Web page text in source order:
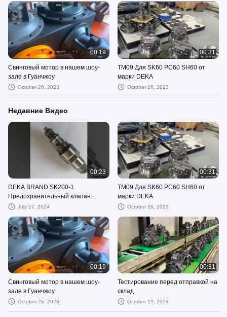
00:19
Свинговый мотор в нашем шоу-
зале в Гуанчжоу
October 26, 2023
00:31
TM09 Для SK60 PC60 SH60 от
марки DEKA
October 26, 2023
Недавние Видео
00:23
DEKA BRAND SK200-1
Предохранительный клапан
порта (Действие) ЦЕНА ЗАВОДА
July 27, 2024
00:31
TM09 Для SK60 PC60 SH60 от
марки DEKA
October 26, 2023
00:19
Свинговый мотор в нашем шоу-
зале в Гуанчжоу
October 26, 2023
00:31
Тестирование перед отправкой на
склад
October 19, 2023